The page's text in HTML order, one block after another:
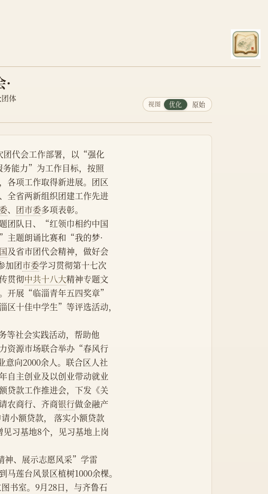
体
视图 优化 原始
团代会工作部署，以“强化
务能力”为工作目标，按照
各项工作取得新进展。团区
全省两新组织团建工作先进
、 团市委多项表彰。
团队日、“红领巾相约中国
主题朗诵比赛和“我的梦·
及省市团代会精神，做好会
加团市委学习贯彻第十七次
贯彻中共十八大精神专题文
开展“临淄青年五四奖章”
十佳中学生”等评选活动，
等社会实践活动，帮助他
资源市场联合举办“春风行
向2000余人。联合区人社
自主创业及以创业带动就业
贷款工作推进会，下发《关
农商行、齐商银行做金融产
小额贷款， 落实小额贷款
习基地8个，见习基地上岗
神、展示志愿风采”学雷
马莲台风景区植树1000余棵。
书室。9月28日，与齐鲁石